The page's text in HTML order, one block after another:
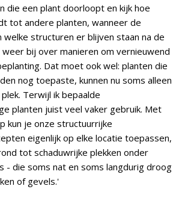
die een plant doorloopt en kijk hoe
tot andere planten, wanneer de
welke structuren er blijven staan na de
bij over manieren om vernieuwend
Dat moet ook wel: planten die
nog toepaste, kunnen nu soms alleen
Terwijl ik bepaalde
planten juist veel vaker gebruik. Met
kun je onze structuurrijke
eigenlijk op elke locatie toepassen,
tot schaduwrijke plekken onder
- die soms nat en soms langdurig droog
of gevels.'